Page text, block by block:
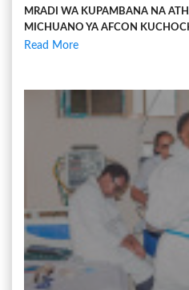
MRADI WA KUPAMBANA NA
MICHUANO YA AFCON
Read More